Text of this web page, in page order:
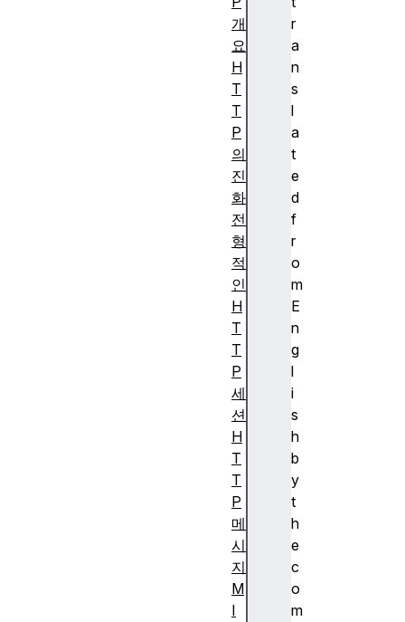
r
a
n
s
l
a
t
e
d
f
r
o
m
E
n
g
l
i
s
h
b
y
t
h
e
c
o
m
개
요
H
T
T
P
의
진
화
전
형
적
인
H
T
T
P
세
션
H
T
T
P
메
시
지
M
I